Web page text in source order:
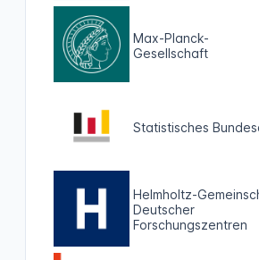
Max-Planck-
Gesellschaft
Statistisches
Helmholtz-
Deutscher
Forschungszentren